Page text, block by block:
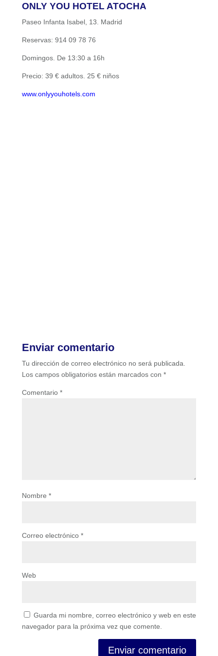
ONLY YOU HOTEL ATOCHA
Paseo Infanta Isabel, 13. Madrid
Reservas: 914 09 78 76
Domingos. De 13:30 a 16h
Precio: 39 € adultos. 25 € niños
www.onlyyouhotels.com
Enviar comentario
Tu dirección de correo electrónico no será publicada.
Los campos obligatorios están marcados con *
Comentario *
Nombre *
Correo electrónico *
Web
Guarda mi nombre, correo electrónico y web en este
navegador para la próxima vez que comente.